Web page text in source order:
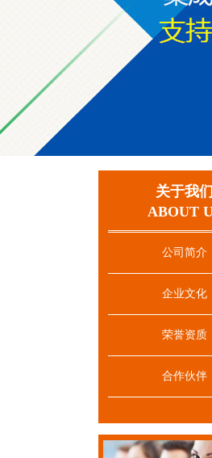
关于我们
ABOUT
公司简介
企业文化
荣誉资质
合作伙伴